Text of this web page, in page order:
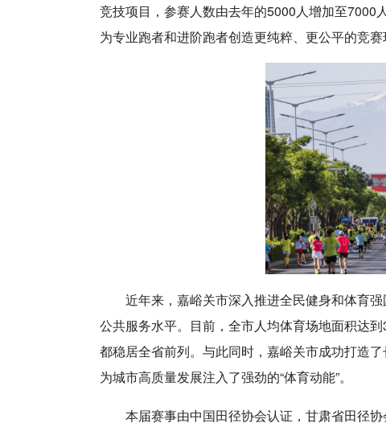
竞技项目，参赛人数由去年的5000人增加至7000
为专业跑者和进阶跑者创造更纯粹、更公平的竞
近年来，嘉峪关市深入推进全民健身和体育
公共服务水平。目前，全市人均体育场地面积达
都稳居全省前列。与此同时，嘉峪关市成功打造
为城市高质量发展注入了强劲的“体育动能”。
本届赛事由中国田径协会认证，甘肃省田径